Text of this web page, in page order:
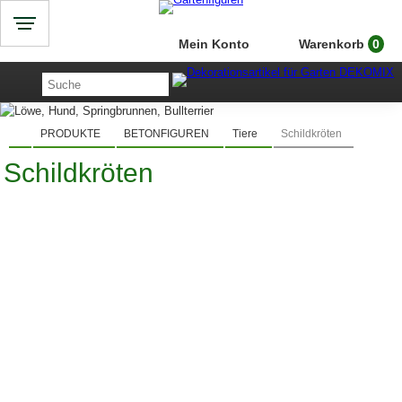
Warenkorb 0
Mein Konto
PRODUKTE BETONFIGUREN Tiere Schildkröten
Schildkröten